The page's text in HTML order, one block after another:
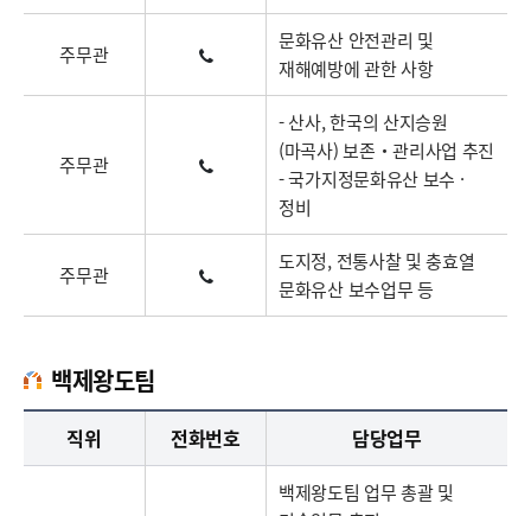
주무관
문화유산 안전관리 및
재해예방에 관한 사항
주무관
- 산사, 한국의 산지승원
(마곡사) 보존‧관리사업 추진
- 국가지정문화유산 보수 ·
정비
주무관
도지정, 전통사찰 및 충효열
문화유산 보수업무 등
백제왕도팀
백제왕도팀업무담당자의 정보로 직급, 전화번호, 담당업무를 안내하고 있습니다
직위 전화번호 담당업무
백제왕도팀 업무 총괄 및